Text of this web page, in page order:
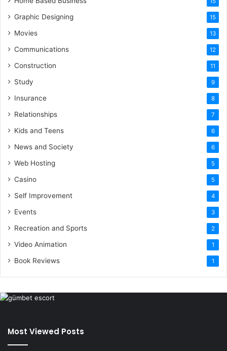
Graphic Designing 15
Movies 13
Communications 12
Construction 11
Study 9
Insurance 8
Relationships 7
Kids and Teens 6
News and Society 6
Web Hosting 5
Casino 5
Self Improvement 4
Events 3
Recreation and Sports 2
Video Animation 1
Book Reviews 1
Most Viewed Posts